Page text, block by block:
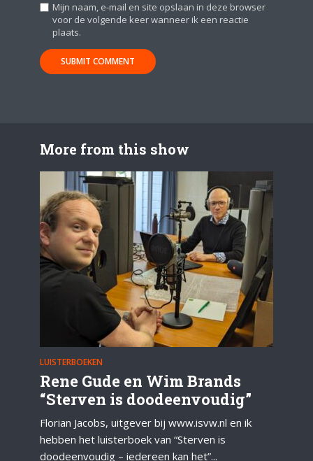
Mijn naam, e-mail en site opslaan in deze browser
voor de volgende keer wanneer ik een reactie
plaats.
More from this show
LUISTERBOEKEN
Rene Gude en Wim Brands
“Sterven is doodeenvoudig”
Florian Jacobs, uitgever bij www.isvw.nl en ik
hebben het luisterboek van “Sterven is
doodeenvoudig – iedereen kan het”...